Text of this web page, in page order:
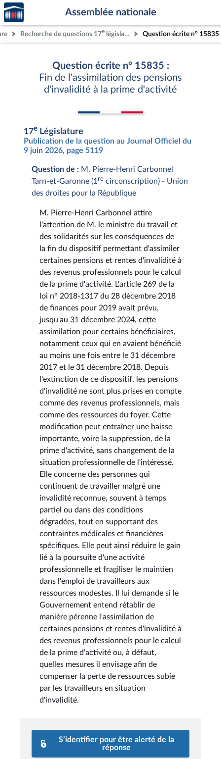
Aller au contenu
Aller en bas de la page
Accèder
à la
page
d'accueil
Assemblée nationale
Recherche de questions 17e législature Question écrite n° 15835
Question écrite n° 15835 :
Fin de l'assimilation des pensions
d'invalidité à la prime d'activité
17e Législature
Publication de la question au Journal Officiel du
9 juin 2026, page 5119
Question de : M. Pierre-Henri Carbonnel
Tarn-et-Garonne (1 re circonscription) - Union
des droites pour la République
M. Pierre-Henri Carbonnel attire
l'attention de M. le ministre du travail et
des solidarités sur les conséquences de
la fin du dispositif permettant d'assimiler
certaines pensions et rentes d'invalidité à
des revenus professionnels pour le calcul
de la prime d'activité. L'article 269 de la
loi n° 2018-1317 du 28 décembre 2018
de finances pour 2019 avait prévu,
jusqu'au 31 décembre 2024, cette
assimilation pour certains bénéficiaires,
notamment ceux qui en avaient bénéficié
au moins une fois entre le 31 décembre
2017 et le 31 décembre 2018. Depuis
l'extinction de ce dispositif, les pensions
d'invalidité ne sont plus prises en compte
comme des revenus professionnels, mais
comme des ressources du foyer. Cette
modification peut entraîner une baisse
importante, voire la suppression, de la
prime d'activité, sans changement de la
situation professionnelle de l'intéressé.
Elle concerne des personnes qui
continuent de travailler malgré une
invalidité reconnue, souvent à temps
partiel ou dans des conditions
dégradées, tout en supportant des
contraintes médicales et financières
spécifiques. Elle peut ainsi réduire le gain
lié à la poursuite d'une activité
professionnelle et fragiliser le maintien
dans l'emploi de travailleurs aux
ressources modestes. Il lui demande si le
Gouvernement entend rétablir de
manière pérenne l'assimilation de
certaines pensions et rentes d'invalidité à
des revenus professionnels pour le calcul
de la prime d'activité ou, à défaut,
quelles mesures il envisage afin de
compenser la perte de ressources subie
par les travailleurs en situation
d'invalidité.
S’identifier pour être alerté de la
réponse